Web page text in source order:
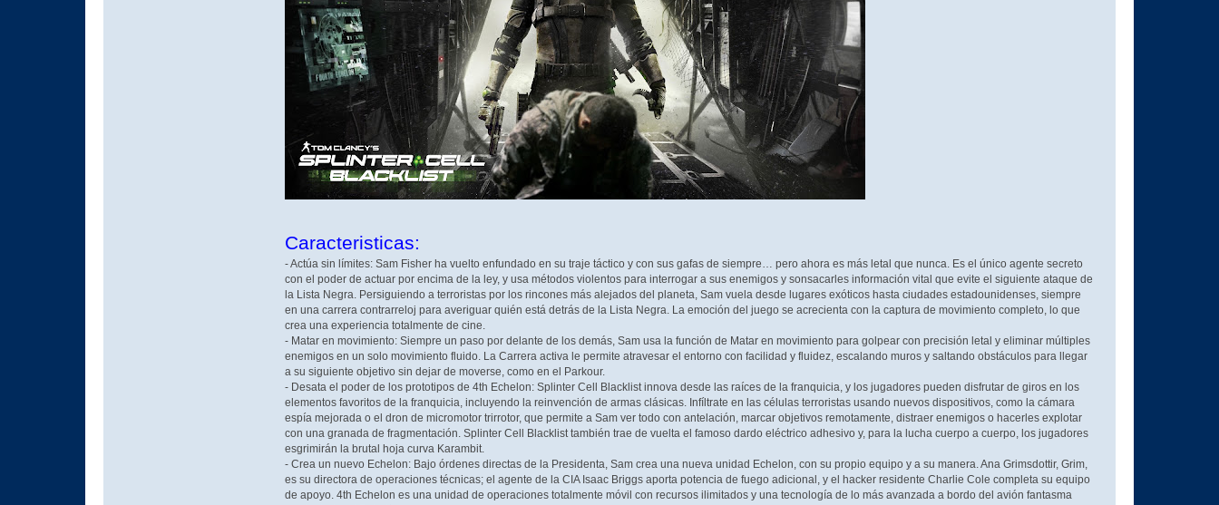
Caracteristicas:
- Actúa sin límites: Sam Fisher ha vuelto enfundado en su traje táctico y con sus gafas de siempre… pero ahora es más letal que nunca. Es el único agente secreto
con el poder de actuar por encima de la ley, y usa métodos violentos para interrogar a sus enemigos y sonsacarles información vital que evite el siguiente ataque de
la Lista Negra. Persiguiendo a terroristas por los rincones más alejados del planeta, Sam vuela desde lugares exóticos hasta ciudades estadounidenses, siempre
en una carrera contrarreloj para averiguar quién está detrás de la Lista Negra. La emoción del juego se acrecienta con la captura de movimiento completo, lo que
crea una experiencia totalmente de cine.
- Matar en movimiento: Siempre un paso por delante de los demás, Sam usa la función de Matar en movimiento para golpear con precisión letal y eliminar múltiples
enemigos en un solo movimiento fluido. La Carrera activa le permite atravesar el entorno con facilidad y fluidez, escalando muros y saltando obstáculos para llegar
a su siguiente objetivo sin dejar de moverse, como en el Parkour.
- Desata el poder de los prototipos de 4th Echelon: Splinter Cell Blacklist innova desde las raíces de la franquicia, y los jugadores pueden disfrutar de giros en los
elementos favoritos de la franquicia, incluyendo la reinvención de armas clásicas. Infíltrate en las células terroristas usando nuevos dispositivos, como la cámara
espía mejorada o el dron de micromotor trirrotor, que permite a Sam ver todo con antelación, marcar objetivos remotamente, distraer enemigos o hacerles explotar
con una granada de fragmentación. Splinter Cell Blacklist también trae de vuelta el famoso dardo eléctrico adhesivo y, para la lucha cuerpo a cuerpo, los jugadores
esgrimirán la brutal hoja curva Karambit.
- Crea un nuevo Echelon: Bajo órdenes directas de la Presidenta, Sam crea una nueva unidad Echelon, con su propio equipo y a su manera. Ana Grimsdottir, Grim,
es su directora de operaciones técnicas; el agente de la CIA Isaac Briggs aporta potencia de fuego adicional, y el hacker residente Charlie Cole completa su equipo
de apoyo. 4th Echelon es una unidad de operaciones totalmente móvil con recursos ilimitados y una tecnología de lo más avanzada a bordo del avión fantasma